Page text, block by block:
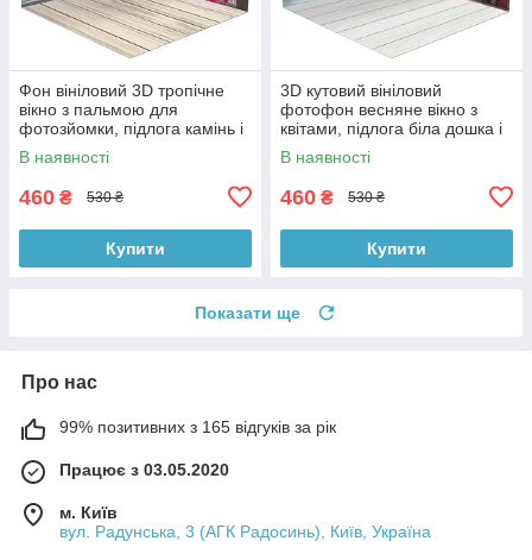
Фон вініловий 3D тропічне
вікно з пальмою для
фотозйомки, підлога камінь і
біла дошка, 50×50 см,
№58629
В наявності
460 ₴ 530 ₴
Купити
3D кутовий вініловий
фотофон весняне вікно з
квітами, підлога біла дошка і
камінь, 50×50 см, №58638
В наявності
460 ₴ 530 ₴
Купити
Показати ще
Про нас
99% позитивних з 165 відгуків за рік
Працює з 03.05.2020
м. Київ
вул. Радунська, 3 (АГК Радосинь), Київ, Україна